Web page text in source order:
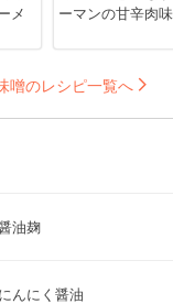
メ
ーマンの甘辛肉
噌のレシピ一覧へ
油麹
にんにく醤油